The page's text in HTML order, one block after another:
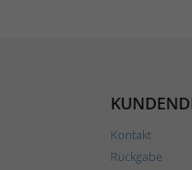
Kontakt
Rückgabe